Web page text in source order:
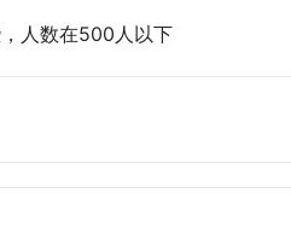
人数在500人以下